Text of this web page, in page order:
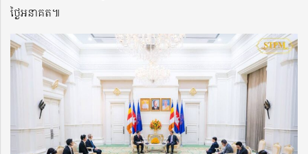
ថ្ងៃអនាគត៕